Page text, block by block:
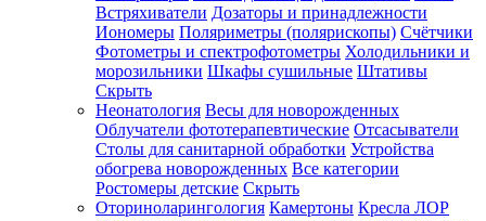
Встряхиватели Дозаторы и принадлежности
Иономеры Поляриметры (полярископы) Счётчики
Фотометры и спектрофотометры Холодильники и
морозильники Шкафы сушильные Штативы
Скрыть
Неонатология Весы для новорожденных
Облучатели фототерапевтические Отсасыватели
Столы для санитарной обработки Устройства
обогрева новорожденных Все категории
Ростомеры детские Скрыть
Оториноларингология Камертоны Кресла ЛОР